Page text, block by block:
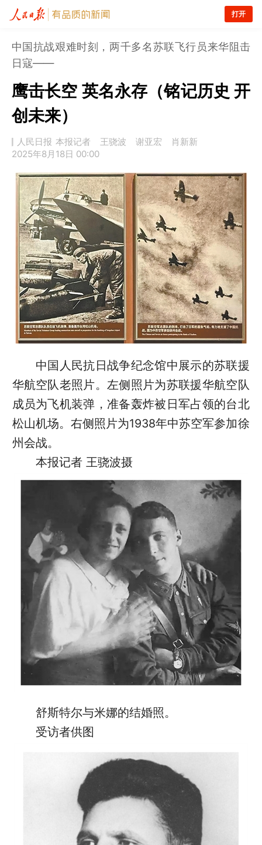
打开
中国抗战艰难时刻，两千多名苏联飞行员来华阻击
日寇——
鹰击长空 英名永存（铭记历史 开
创未来）
人民日报 本报记者 王骁波 谢亚宏 肖新新
2025年8月18日 00:00
中国人民抗日战争纪念馆中展示的苏联援
华航空队老照片。左侧照片为苏联援华航空队
成员为飞机装弹，准备轰炸被日军占领的台北
松山机场。右侧照片为1938年中苏空军参加徐
州会战。
本报记者 王骁波摄
舒斯特尔与米娜的结婚照。
受访者供图